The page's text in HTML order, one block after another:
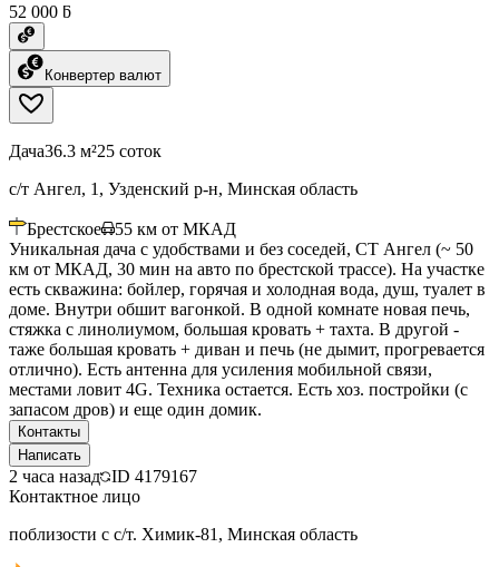
52 000 ƃ
Конвертер валют
Дача36.3 м²25 соток
с/т Ангел, 1, Узденский р-н, Минская область
Брестское 55 км от МКАД
Уникальная дача с удобствами и без соседей, СТ Ангел (~ 50
км от МКАД, 30 мин на авто по брестской трассе). На участке
есть скважина: бойлер, горячая и холодная вода, душ, туалет в
доме. Внутри обшит вагонкой. В одной комнате новая печь,
стяжка с линолиумом, большая кровать + тахта. В другой -
таже большая кровать + диван и печь (не дымит, прогревается
отлично). Есть антенна для усиления мобильной связи,
местами ловит 4G. Техника остается. Есть хоз. постройки (с
запасом дров) и еще один домик.
Контакты
Написать
2 часа назад ID 4179167
Контактное лицо
поблизости с с/т. Химик-81, Минская область